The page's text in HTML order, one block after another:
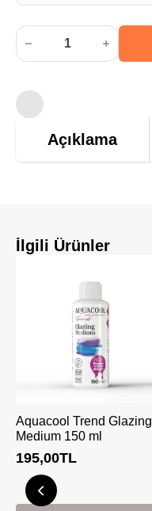
Aquacool
Trend
Mermer
Bakır
200ml
adet
Açıklama
İlgili Ürünler
Aquacool Trend Glazing
Medium 150 ml
195,00TL